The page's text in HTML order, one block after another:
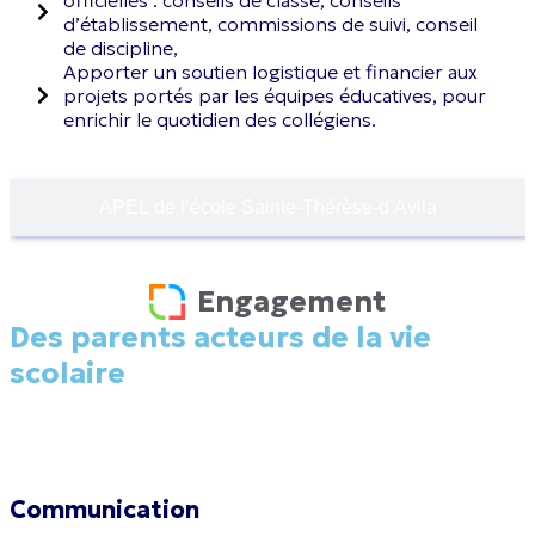
d’établissement, commissions de suivi, conseil
de discipline,
Apporter un soutien logistique et financier aux
projets portés par les équipes éducatives, pour
enrichir le quotidien des collégiens.
Engagement
Des parents acteurs de la vie
scolaire
Communication